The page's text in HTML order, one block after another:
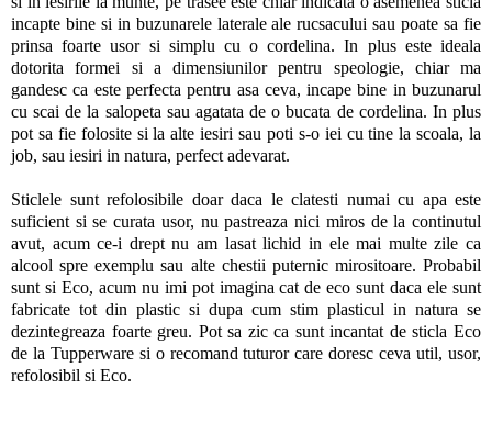
incapte bine si in buzunarele laterale ale rucsacului sau poate sa fie
prinsa foarte usor si simplu cu o cordelina. In plus este ideala
dotorita formei si a dimensiunilor pentru speologie, chiar ma
gandesc ca este perfecta pentru asa ceva, incape bine in buzunarul
cu scai de la salopeta sau agatata de o bucata de cordelina. In plus
pot sa fie folosite si la alte iesiri sau poti s-o iei cu tine la scoala, la
job, sau iesiri in natura, perfect adevarat.
Sticlele sunt refolosibile doar daca le clatesti numai cu apa este
suficient si se curata usor, nu pastreaza nici miros de la continutul
avut, acum ce-i drept nu am lasat lichid in ele mai multe zile ca
alcool spre exemplu sau alte chestii puternic mirositoare. Probabil
sunt si Eco, acum nu imi pot imagina cat de eco sunt daca ele sunt
fabricate tot din plastic si dupa cum stim plasticul in natura se
dezintegreaza foarte greu. Pot sa zic ca sunt incantat de sticla Eco
de la Tupperware si o recomand tuturor care doresc ceva util, usor,
refolosibil si Eco.